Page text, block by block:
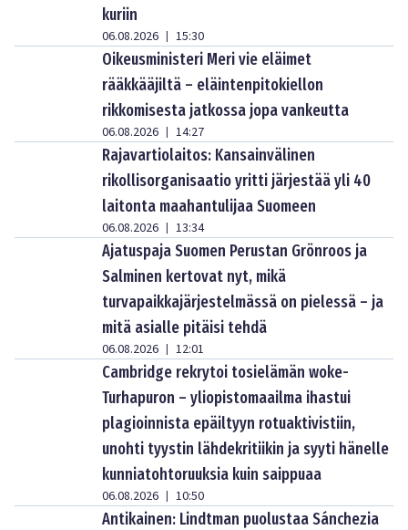
kuriin
06.08.2026 | 15:30
Oikeusministeri Meri vie eläimet
rääkkääjiltä – eläintenpitokiellon
rikkomisesta jatkossa jopa vankeutta
06.08.2026 | 14:27
Rajavartiolaitos: Kansainvälinen
rikollisorganisaatio yritti järjestää yli 40
laitonta maahantulijaa Suomeen
06.08.2026 | 13:34
Ajatuspaja Suomen Perustan Grönroos ja
Salminen kertovat nyt, mikä
turvapaikkajärjestelmässä on pielessä – ja
mitä asialle pitäisi tehdä
06.08.2026 | 12:01
Cambridge rekrytoi tosielämän woke-
Turhapuron – yliopistomaailma ihastui
plagioinnista epäiltyyn rotuaktivistiin,
unohti tyystin lähdekritiikin ja syyti hänelle
kunniatohtoruuksia kuin saippuaa
06.08.2026 | 10:50
Antikainen: Lindtman puolustaa Sánchezia